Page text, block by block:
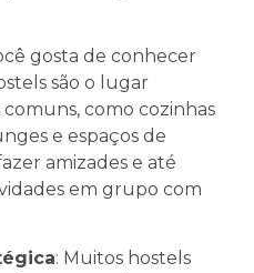
gosta de conhecer
são o lugar
como cozinhas
e espaços de
amizades e até
em grupo com
: Muitos hostels